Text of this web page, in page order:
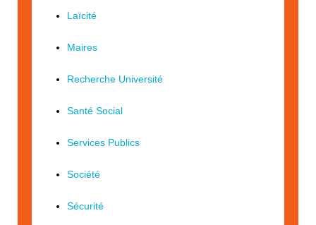
Laïcité
Maires
Recherche Université
Santé Social
Services Publics
Société
Sécurité